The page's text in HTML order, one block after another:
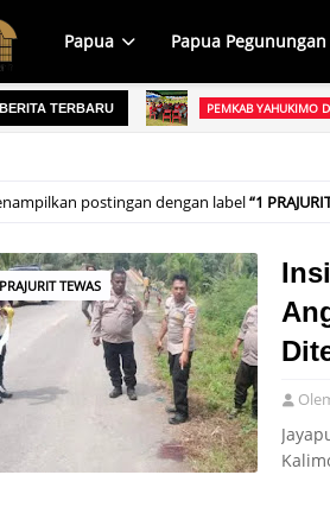
Papua Papua Pegunungan
BERITA TERBARU
TPU Yahukimo PEMKAB YAHUKIMO
postingan dengan label 1
TEWAS